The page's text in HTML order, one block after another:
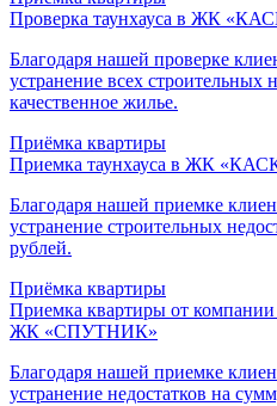
Проверка таунхауса в ЖК
Благодаря нашей проверке
устранение всех строительных
качественное жилье.
Приёмка квартиры
Приемка таунхауса в ЖК
Благодаря нашей приемке
устранение строительных
рублей.
Приёмка квартиры
Приемка квартиры от
ЖК «СПУТНИК»
Благодаря нашей приемке
устранение недостатков на